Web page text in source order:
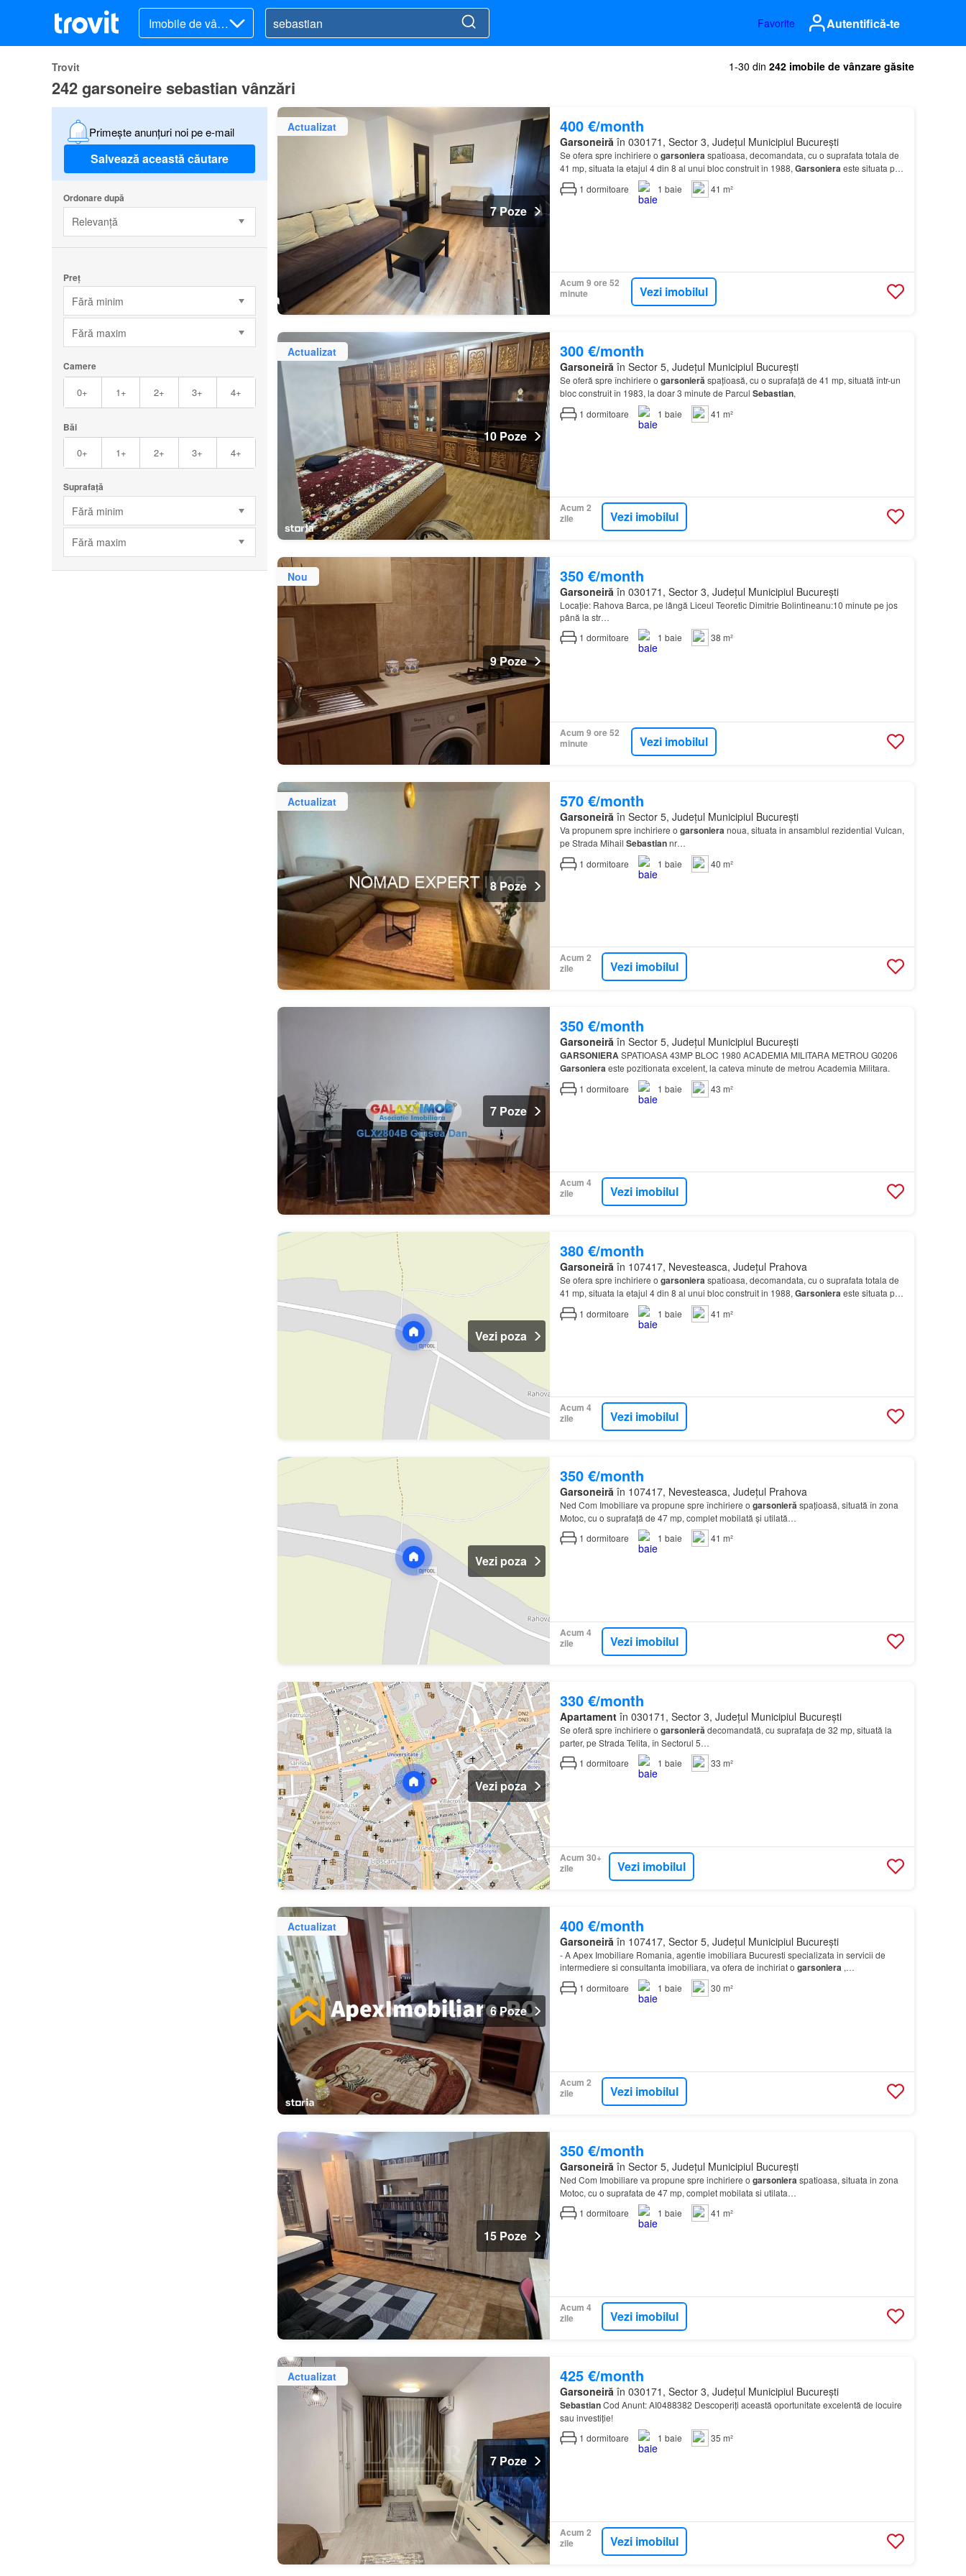
Imobile de vânz
are
Favorite Autentifică-te
Trovit 1-30 din 242 imobile de vânzare găsite
242 garsoneire sebastian vânzări
Primește anunțuri noi pe e-mail
Salvează această căutare
Ordonare după
Relevanță
Preț
Fără minim
Fără maxim
Camere
0+ 1+ 2+ 3+ 4+
Băi
0+ 1+ 2+ 3+ 4+
Suprafață
Fără minim
Fără maxim
Actualizat
7 Poze
400 €/month
Garsoneirăîn 030171, Sector 3, Județul Municipiul București
Se ofera spre inchiriere o garsonieraspatioasa, decomandata, cu o suprafata totala de
41 mp, situata la etajul 4 din 8 al unui bloc construit in 1988, Garsonieraeste situata pe
strada Novaci, chiar langa Parcul Sebastian
1 dormitoare 1 baie 41 m²
Acum 9 ore 52
minute
Vezi imobilul
Actualizat
10 Poze
300 €/month
Garsoneirăîn Sector 5, Județul Municipiul București
Se oferă spre închiriere o garsonierăspațioasă, cu o suprafață de 41 mp, situată într-un
bloc construit în 1983, la doar 3 minute de Parcul Sebastian,
1 dormitoare 1 baie 41 m²
Acum 2
zile
Vezi imobilul
Nou
9 Poze
350 €/month
Garsoneirăîn 030171, Sector 3, Județul Municipiul București
Locație: Rahova Barca, pe lângă Liceul Teoretic Dimitrie Bolintineanu:10 minute pe jos
până la str…
1 dormitoare 1 baie 38 m²
Acum 9 ore 52
minute
Vezi imobilul
Actualizat
8 Poze
570 €/month
Garsoneirăîn Sector 5, Județul Municipiul București
Va propunem spre inchiriere o garsonieranoua, situata in ansamblul rezidential Vulcan,
pe Strada Mihail Sebastiannr…
1 dormitoare 1 baie 40 m²
Acum 2
zile
Vezi imobilul
7 Poze
350 €/month
Garsoneirăîn Sector 5, Județul Municipiul București
GARSONIERASPATIOASA 43MP BLOC 1980 ACADEMIA MILITARA METROU G0206
Garsonieraeste pozitionata excelent, la cateva minute de metrou Academia Militara.
1 dormitoare 1 baie 43 m²
Acum 4
zile
Vezi imobilul
Vezi poza
380 €/month
Garsoneirăîn 107417, Nevesteasca, Județul Prahova
Se ofera spre inchiriere o garsonieraspatioasa, decomandata, cu o suprafata totala de
41 mp, situata la etajul 4 din 8 al unui bloc construit in 1988, Garsonieraeste situata pe
strada Novaci, chiar langa Parcul Sebastian
1 dormitoare 1 baie 41 m²
Acum 4
zile
Vezi imobilul
Vezi poza
350 €/month
Garsoneirăîn 107417, Nevesteasca, Județul Prahova
Ned Com Imobiliare va propune spre închiriere o garsonierăspațioasă, situată în zona
Motoc, cu o suprafață de 47 mp, complet mobilată și utilată…
1 dormitoare 1 baie 41 m²
Acum 4
zile
Vezi imobilul
Vezi poza
330 €/month
Apartamentîn 030171, Sector 3, Județul Municipiul București
Se oferă spre închiriere o garsonierădecomandată, cu suprafața de 32 mp, situată la
parter, pe Strada Telita, în Sectorul 5…
1 dormitoare 1 baie 33 m²
Acum 30+
zile
Vezi imobilul
Actualizat
6 Poze
400 €/month
Garsoneirăîn 107417, Sector 5, Județul Municipiul București
- A Apex Imobiliare Romania, agentie imobiliara Bucuresti specializata in servicii de
intermediere si consultanta imobiliara, va ofera de inchiriat o garsoniera ,
semidecomandat, situata in zona Sebastian
1 dormitoare 1 baie 30 m²
Acum 2
zile
Vezi imobilul
15 Poze
350 €/month
Garsoneirăîn Sector 5, Județul Municipiul București
Ned Com Imobiliare va propune spre inchiriere o garsonieraspatioasa, situata in zona
Motoc, cu o suprafata de 47 mp, complet mobilata si utilata…
1 dormitoare 1 baie 41 m²
Acum 4
zile
Vezi imobilul
Actualizat
7 Poze
425 €/month
Garsoneirăîn 030171, Sector 3, Județul Municipiul București
SebastianCod Anunt: AI0488382 Descoperiți această oportunitate excelentă de locuire
sau investiție!
1 dormitoare 1 baie 35 m²
Acum 2
zile
Vezi imobilul